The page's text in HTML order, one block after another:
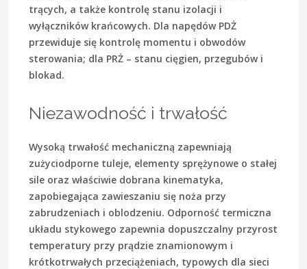
trących, a także kontrolę stanu izolacji i
wyłączników krańcowych. Dla napędów PDŻ
przewiduje się kontrolę momentu i obwodów
sterowania; dla PRŻ – stanu cięgien, przegubów i
blokad.
Niezawodność i trwałość
Wysoką trwałość mechaniczną zapewniają
zużyciodporne tuleje, elementy sprężynowe o stałej
sile oraz właściwie dobrana kinematyka,
zapobiegająca zawieszaniu się noża przy
zabrudzeniach i oblodzeniu. Odporność termiczna
układu stykowego zapewnia dopuszczalny przyrost
temperatury przy prądzie znamionowym i
krótkotrwałych przeciążeniach, typowych dla sieci